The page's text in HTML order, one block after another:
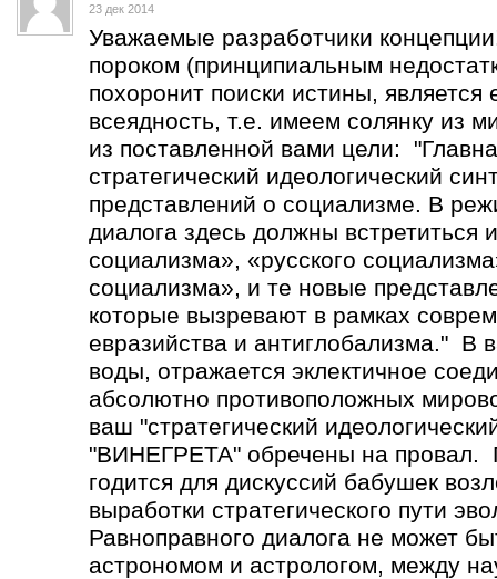
23 дек 2014
Уважаемые разработчики
пороком (принципиальным
похоронит поиски истины,
всеядность, т.е. имеем солянку из
из поставленной вами цели:
стратегический идеологический
представлений о социализме. В
диалога здесь должны встретиться
социализма», «русского
социализма», и те новые
которые вызревают в рамках
евразийства и антиглобализма." В
воды, отражается эклектичное
абсолютно противоположных
ваш "стратегический
"ВИНЕГРЕТА" обречены на
годится для дискуссий бабушек
выработки стратегического пути
Равноправного диалога не
астрономом и астрологом, между